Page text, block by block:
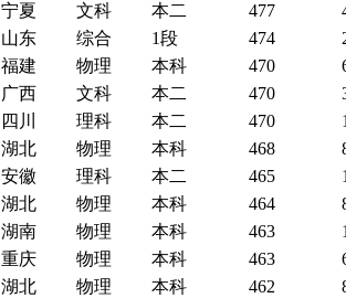
宁夏 文科 本二 477
山东 综合 1段 474
福建 物理 本科 470
广西 文科 本二 470
四川 理科 本二 470
湖北 物理 本科 468
安徽 理科 本二 465
湖北 物理 本科 464
湖南 物理 本科 463
重庆 物理 本科 463
湖北 物理 本科 462